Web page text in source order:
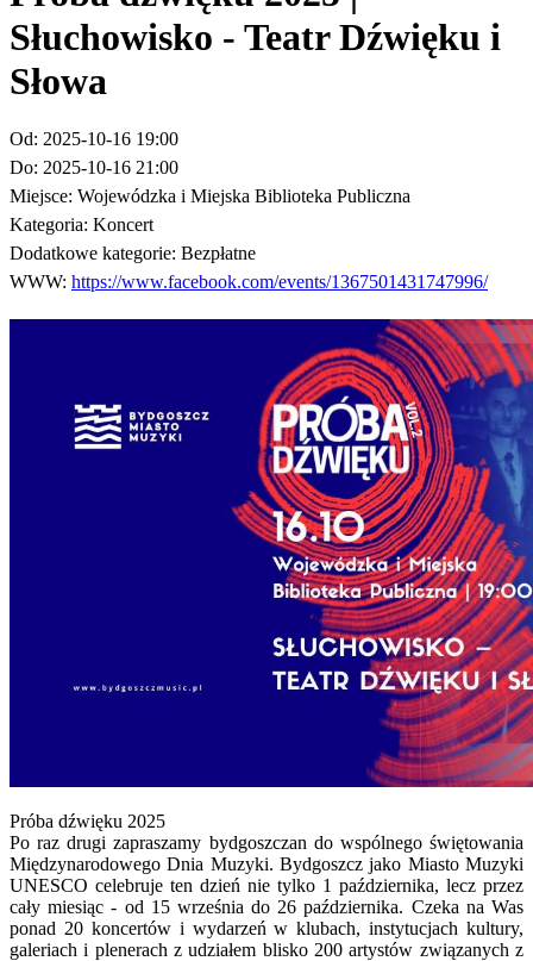
Słuchowisko - Teatr Dźwięku i
Słowa
Od: 2025-10-16 19:00
Do: 2025-10-16 21:00
Miejsce: Wojewódzka i Miejska Biblioteka Publiczna
Kategoria: Koncert
Dodatkowe kategorie: Bezpłatne
WWW: https://www.facebook.com/events/1367501431747996/
Próba dźwięku 2025
Po raz drugi zapraszamy bydgoszczan do wspólnego świętowania
Międzynarodowego Dnia Muzyki. Bydgoszcz jako Miasto Muzyki
UNESCO celebruje ten dzień nie tylko 1 października, lecz przez
cały miesiąc - od 15 września do 26 października. Czeka na Was
ponad 20 koncertów i wydarzeń w klubach, instytucjach kultury,
galeriach i plenerach z udziałem blisko 200 artystów związanych z